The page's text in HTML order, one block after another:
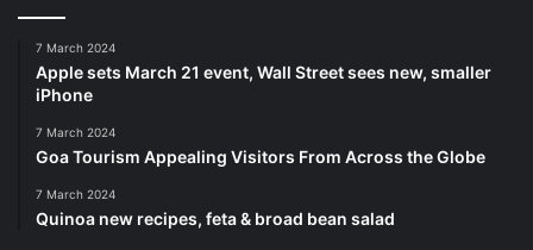
7 March 2024
Apple sets March 21 event, Wall Street sees new, smaller
iPhone
7 March 2024
Goa Tourism Appealing Visitors From Across the Globe
7 March 2024
Quinoa new recipes, feta & broad bean salad